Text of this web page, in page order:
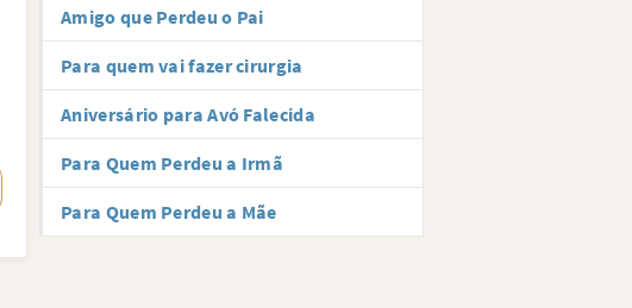
Amigo que Perdeu o Pai
Para quem vai fazer cirurgia
Aniversário para Avó Falecida
Para Quem Perdeu a Irmã
Para Quem Perdeu a Mãe